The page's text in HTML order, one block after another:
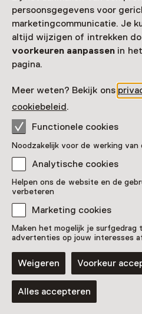
persoonsgegevens voor
marketingcommunicatie. Je
altijd wijzigen of intrekken
voorkeuren aanpassen in
pagina.
Meer weten? Bekijk ons
cookiebeleid.
Functionele cookies
Noodzakelijk voor de werking van
Analytische cookies
Helpen ons de website en de
verbeteren
Marketing cookies
Maken het mogelijk je surfgedrag
advertenties op jouw interesses
Weigeren Voorkeur
Alles accepteren
Vaste collectie
VOC-schip